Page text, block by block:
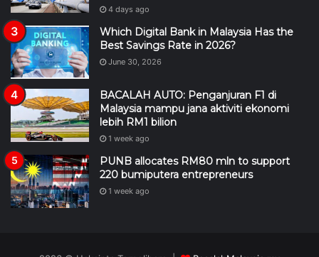
4 days ago
Which Digital Bank in Malaysia Has the
Best Savings Rate in 2026?
June 30, 2026
BACALAH AUTO: Penganjuran F1 di
Malaysia mampu jana aktiviti ekonomi
lebih RM1 bilion
1 week ago
PUNB allocates RM80 mln to support
220 bumiputera entrepreneurs
1 week ago